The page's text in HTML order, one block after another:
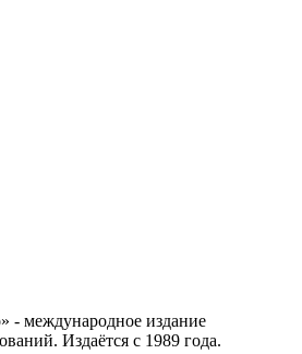
- международное издание
Издаётся с 1989 года.